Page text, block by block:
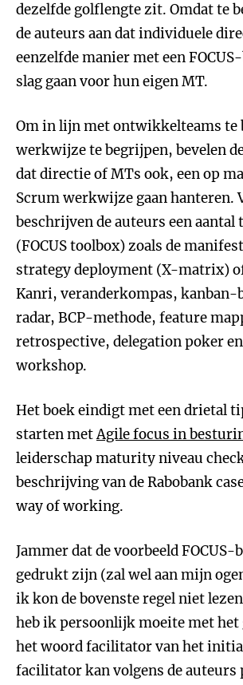
dezelfde golflengte zit. Omdat te
de auteurs aan dat individuele
eenzelfde manier met een
slag gaan voor hun eigen MT.
Om in lijn met ontwikkelteams te
werkwijze te begrijpen, bevelen
dat directie of MTs ook, een op
Scrum werkwijze gaan hanteren.
beschrijven de auteurs een aantal
(FOCUS toolbox) zoals de
strategy deployment (X-matrix)
Kanri, veranderkompas, kanban-
radar, BCP-methode, feature
retrospective, delegation poker
workshop.
Het boek eindigt met een drietal
starten metAgile focus in
leiderschap maturity niveau
beschrijving van de Rabobank
way of working.
Jammer dat de voorbeeld
gedrukt zijn (zal wel aan mijn
ik kon de bovenste regel niet
heb ik persoonlijk moeite met
het woord facilitator van het
facilitator kan volgens de auteurs